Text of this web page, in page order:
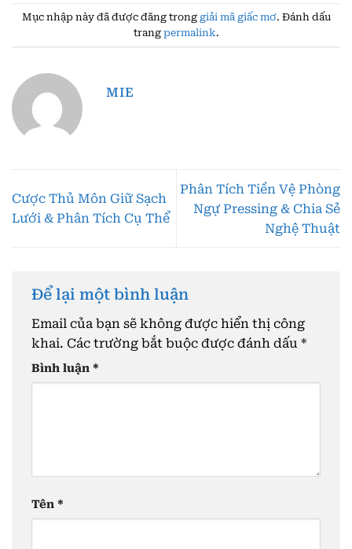
Mục nhập này đã được đăng trong giải mã giấc mơ. Đánh dấu
trang permalink.
MIE
Cược Thủ Môn Giữ Sạch
Lưới & Phân Tích Cụ Thể
Phân Tích Tiền Vệ Phòng
Ngự Pressing & Chia Sẻ
Nghệ Thuật
Để lại một bình luận
Email của bạn sẽ không được hiển thị công
khai. Các trường bắt buộc được đánh dấu *
Bình luận *
Tên *